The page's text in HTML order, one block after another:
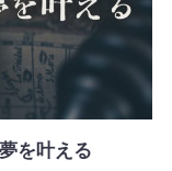
を叶える